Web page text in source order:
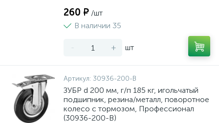
260 ₽ /шт
В наличии 35
- + шт
Артикул: 30936-200-B
ЗУБР d 200 мм, г/п 185 кг, игольчатый
подшипник, резина/металл, поворотное
колесо c тормозом, Профессионал
(30936-200-B)